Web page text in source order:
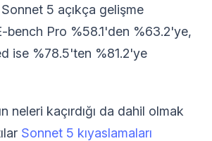
5 açıkça gelişme
bench Pro %58.1'den %63.2'ye,
ise %78.5'ten %81.2'ye
neleri kaçırdığı da dahil olmak
Sonnet 5 kıyaslamaları